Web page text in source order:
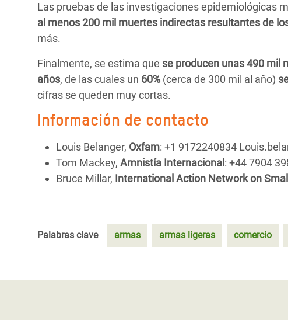
Las pruebas de las investigaciones epidemiológicas
al menos 200 mil muertes indirectas resultantes de
más.
Finalmente, se estima que se producen unas 490 mil
años, de las cuales un 60%(cerca de 300 mil al año)
cifras se queden muy cortas.
Información de contacto
Louis Belanger, Oxfam: +1 9172240834
Tom Mackey, Amnistía Internacional : +44 7904
Bruce Millar, International Action Network on
Palabras clave armas armas ligeras comercio